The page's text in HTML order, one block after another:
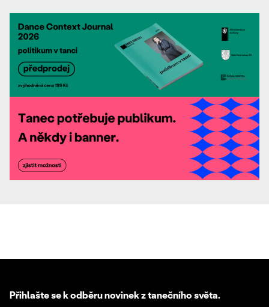
Přihlašte se k odběru novinek z tanečního světa.